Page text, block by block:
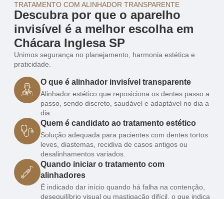
TRATAMENTO COM ALINHADOR TRANSPARENTE
Descubra por que o aparelho
invisível é a melhor escolha em
Chácara Inglesa SP
Unimos segurança no planejamento, harmonia estética e
praticidade.
O que é alinhador invisível transparente
Alinhador estético que reposiciona os dentes passo a
passo, sendo discreto, saudável e adaptável no dia a
dia.
Quem é candidato ao tratamento estético
Solução adequada para pacientes com dentes tortos
leves, diastemas, recidiva de casos antigos ou
desalinhamentos variados.
Quando iniciar o tratamento com
alinhadores
É indicado dar início quando há falha na contenção,
desequilíbrio visual ou mastigação difícil, o que indica